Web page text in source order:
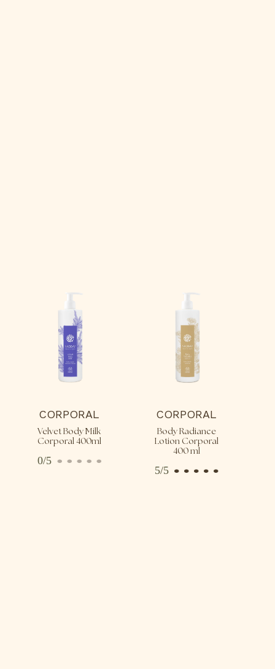
CORPORAL
Velvet Body Milk
Corporal 400ml
0/5
CORPORAL
Body Radiance
Lotion Corporal
400 ml
5/5